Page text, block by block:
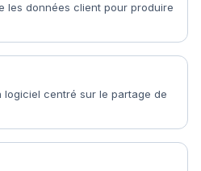
les données client pour produire
logiciel centré sur le partage de